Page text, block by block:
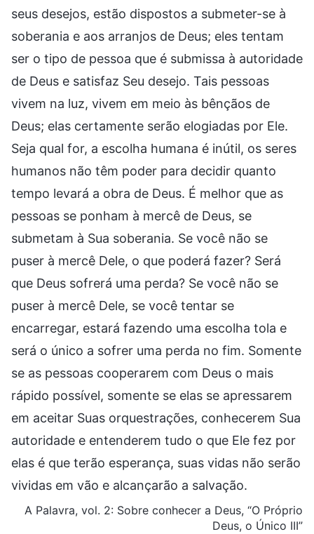
seus desejos, estão dispostos a submeter-se à
soberania e aos arranjos de Deus; eles tentam
ser o tipo de pessoa que é submissa à autoridade
de Deus e satisfaz Seu desejo. Tais pessoas
vivem na luz, vivem em meio às bênçãos de
Deus; elas certamente serão elogiadas por Ele.
Seja qual for, a escolha humana é inútil, os seres
humanos não têm poder para decidir quanto
tempo levará a obra de Deus. É melhor que as
pessoas se ponham à mercê de Deus, se
submetam à Sua soberania. Se você não se
puser à mercê Dele, o que poderá fazer? Será
que Deus sofrerá uma perda? Se você não se
puser à mercê Dele, se você tentar se
encarregar, estará fazendo uma escolha tola e
será o único a sofrer uma perda no fim. Somente
se as pessoas cooperarem com Deus o mais
rápido possível, somente se elas se apressarem
em aceitar Suas orquestrações, conhecerem Sua
autoridade e entenderem tudo o que Ele fez por
elas é que terão esperança, suas vidas não serão
vividas em vão e alcançarão a salvação.
A Palavra, vol. 2: Sobre conhecer a Deus, “O Próprio
Deus, o Único III”